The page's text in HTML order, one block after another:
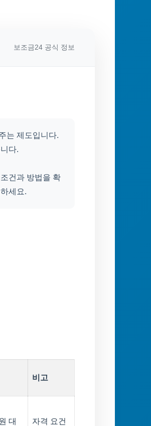
보조금24 공식 정보
는 제도입니다.
다.
건과 방법을 확
세요.
비고
대
자격 요건